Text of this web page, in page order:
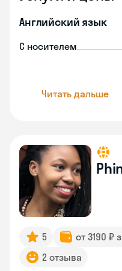
Английский язык
С носителем
Читать дальше
5 от 3190 ₽
2 отзыва